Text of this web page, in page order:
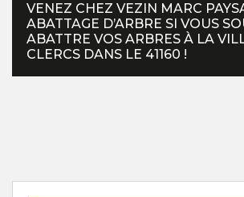
VENEZ CHEZ VEZIN MARC
ABATTAGE D’ARBRE SI VOUS
ABATTRE VOS ARBRES À LA
CLERCS DANS LE 41160 !